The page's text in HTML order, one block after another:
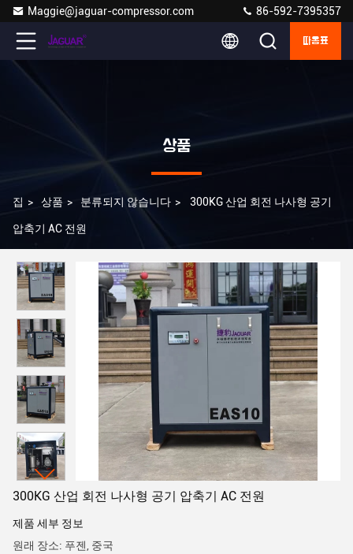
Maggie@jaguar-compressor.com 86-592-7395357
따옴표
상품
집 > 상품 > 분류되지 않습니다 > 300KG 산업 회전 나사형 공기
압축기 AC 전원
300KG 산업 회전 나사형 공기 압축기 AC 전원
제품 세부 정보
원래 장소: 푸젠, 중국